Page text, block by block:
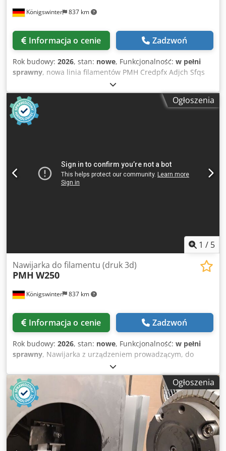
Königswinter 837 km
Informacja o cenie Zadzwoń
Rok budowy: 2026, stan: nowe, Funkcjonalność: w pełni
sprawny, nowa linia filamentów PMH Credpfx Adjch Sfqs
Sof wytłaczarka 30 mm - 28 l/d z dyszą do wytłaczania
filamentu 3D z kąpielą chłodzącą z wydmuchiwaniem wody
klejącej z laserowym systemem pomiarowym (opcja) z
odciągiem z magazynem filamentu (opcja) z nawijarką i
urządzeniem do układania wyprodukowano w Niemczech
Ogłoszenia
1 / 5
Königswinter 837 km
Nawijarka do filamentu (druk 3d)
PMH W250
Informacja o cenie Zadzwoń
Rok budowy: 2026, stan: nowe, Funkcjonalność: w pełni
sprawny, Nawijarka z urządzeniem prowadzącym, do
różnych wymiarów szpul, z regulowaną szerokością i
prędkością prowadzenia, gotowa do podłączenia. Idealna
do małych węży, drutu spawalniczego oraz filamentów.
MADE in GERMANY Codpjdv N Egofx Ad Ssrf
Ogłoszenia